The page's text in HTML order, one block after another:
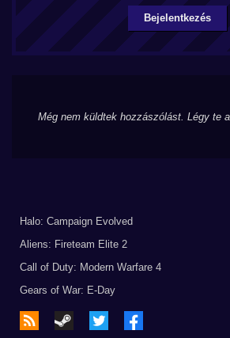
Bejelentkezés
Még nem küldtek hozzászólást. Légy te
Halo: Campaign Evolved
Aliens: Fireteam Elite 2
Call of Duty: Modern Warfare 4
Gears of War: E-Day